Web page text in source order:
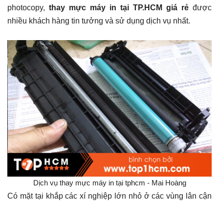
photocopy, thay mực máy in tại TP.HCM giá rẻ được
nhiều khách hàng tin tưởng và sử dụng dịch vụ nhất.
Dịch vụ thay mực máy in tại tphcm - Mai Hoàng
Có mặt tại khắp các xí nghiệp lớn nhỏ ở các vùng lân cận